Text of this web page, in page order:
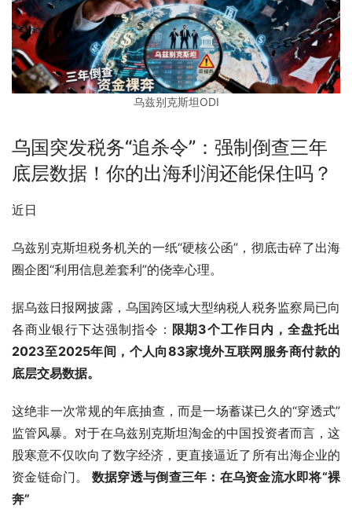
乌兹别克斯坦ODI
乌国突发税务“追杀令”：强制倒查三年
底层数据！你的出海利润还能保住吗？
近日
乌兹别克斯坦税务机关的一纸“硬核公函”，彻底击碎了出海
圈企图“利用信息差套利”的侥幸心理。
据乌兹日报网披露，乌国跨区域大型纳税人税务监察局已向
各商业银行下达强制指令： 限期3个工作日内，全盘托出
2023至2025年间，个人向83家境外互联网服务商付款的
底层交易数据。
这绝非一次常规的年底抽查，而是一场蓄谋已久的“穿透式”
监管风暴。对于在乌兹别克斯坦淘金的中国投资者而言，这
股寒意不仅吹向了数字经济，更直接逼近了所有出海企业的
资金链命门。
数据穿透与倒查三年：在乌资金流水即将“裸
奔”